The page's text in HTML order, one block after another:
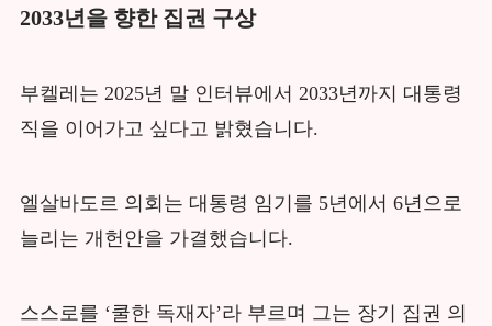
2033년을 향한 집권 구상
부켈레는 2025년 말 인터뷰에서 2033년까지 대통령
직을 이어가고 싶다고 밝혔습니다.
엘살바도르 의회는 대통령 임기를 5년에서 6년으로
늘리는 개헌안을 가결했습니다.
스스로를 ‘쿨한 독재자’라 부르며 그는 장기 집권 의